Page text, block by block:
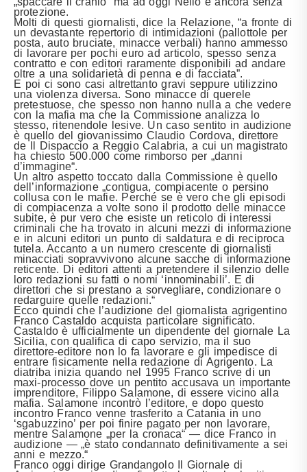
protezione.
Molti di questi giornalisti, dice la Relazione, “a fronte di
un devastante repertorio di intimidazioni (pallottole per
posta, auto bruciate, minacce verbali) hanno ammesso
di lavorare per pochi euro ad articolo, spesso senza
contratto e con editori raramente disponibili ad andare
oltre a una solidarietà di penna e di facciata”.
E poi ci sono casi altrettanto gravi seppure utilizzino
una violenza diversa. Sono minacce di querele
pretestuose, che spesso non hanno nulla a che vedere
con la mafia ma che la Commissione analizza lo
stesso, ritenendole lesive. Un caso sentito in audizione
è quello del giovanissimo Claudio Cordova, direttore
de Il Dispaccio a Reggio Calabria, a cui un magistrato
ha chiesto 500.000 come rimborso per „danni
d’immagine“.
Un altro aspetto toccato dalla Commissione è quello
dell’informazione „contigua, compiacente o persino
collusa con le mafie. Perché se è vero che gli episodi
di compiacenza a volte sono il prodotto delle minacce
subite, è pur vero che esiste un reticolo di interessi
criminali che ha trovato in alcuni mezzi di informazione
e in alcuni editori un punto di saldatura e di reciproca
tutela. Accanto a un numero crescente di giornalisti
minacciati sopravvivono alcune sacche di informazione
reticente. Di editori attenti a pretendere il silenzio delle
loro redazioni su fatti o nomi ‘innominabili’. E di
direttori che si prestano a sorvegliare, condizionare o
redarguire quelle redazioni.“
Ecco quindi che l’audizione del giornalista agrigentino
Franco Castaldo acquista particolare significato.
Castaldo è ufficialmente un dipendente del giornale La
Sicilia, con qualifica di capo servizio, ma il suo
direttore-editore non lo fa lavorare e gli impedisce di
entrare fisicamente nella redazione di Agrigento. La
diatriba inizia quando nel 1995 Franco scrive di un
maxi-processo dove un pentito accusava un importante
imprenditore, Filippo Salamone, di essere vicino alla
mafia. Salamone incontrò l’editore, e dopo questo
incontro Franco venne trasferito a Catania in uno
‘sgabuzzino’ per poi finire pagato per non lavorare,
mentre Salamone „per la cronaca“ — dice Franco in
audizione — „è stato condannato definitivamente a sei
anni e mezzo.“
Franco oggi dirige Grandangolo Il Giornale di